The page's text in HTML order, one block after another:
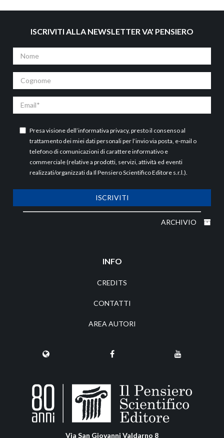
ISCRIVITI ALLA NEWSLETTER VA' PENSIERO
Nome
Cognome
Email
Presa visione dell’informativa privacy, presto il consenso al
trattamento dei miei dati personali per l’invio via posta, e-mail o
telefono di comunicazioni di carattere informativo e
commerciale (relative a prodotti, servizi, attività ed eventi
realizzati/organizzati da Il Pensiero Scientifico Editore s.r.l.).
ISCRIVITI
ARCHIVIO
INFO
CREDITS
CONTATTI
AREA AUTORI
Via San Giovanni Valdarno 8